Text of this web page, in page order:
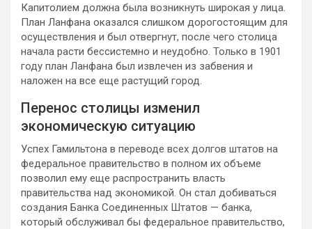
Капитолием должна была возникнуть широкая у лица.
План Ланфана оказался слишком дорогостоящим для
осуществления и был отвергнут, после чего столица
начала расти бессистемно и неудобно. Только в 1901
году план Ланфана был извлечен из забвения и
наложен на все еще растущий город.
Перенос столицы изменил
экономическую ситуацию
Успех Гамильтона в переводе всех долгов штатов на
федеральное правительство в полном их объеме
позволил ему еще распространить власть
правительства над экономикой. Он стал добиваться
создания Банка Соединенных Штатов — банка,
который обслуживал бы федеральное правительство,